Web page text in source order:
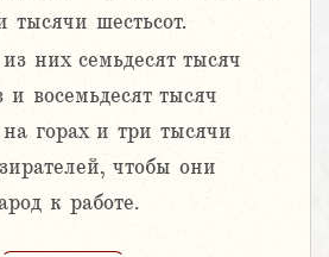
тысячи шестьсот.
них семьдесят тысяч
восемьдесят тысяч
на горах и три тысячи
чтобы они
к работе.